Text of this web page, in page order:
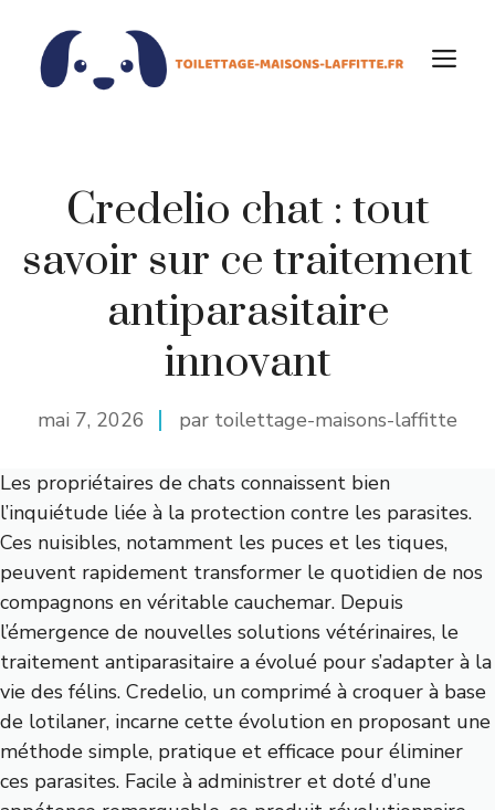
contenu
Credelio chat : tout
savoir sur ce traitement
antiparasitaire
innovant
mai 7, 2026 par toilettage-maisons-laffitte
Les propriétaires de chats connaissent bien
l’inquiétude liée à la protection contre les parasites.
Ces nuisibles, notamment les puces et les tiques,
peuvent rapidement transformer le quotidien de nos
compagnons en véritable cauchemar. Depuis
l’émergence de nouvelles solutions vétérinaires, le
traitement antiparasitaire a évolué pour s’adapter à la
vie des félins. Credelio, un comprimé à croquer à base
de lotilaner, incarne cette évolution en proposant une
méthode simple, pratique et efficace pour éliminer
ces parasites. Facile à administrer et doté d’une